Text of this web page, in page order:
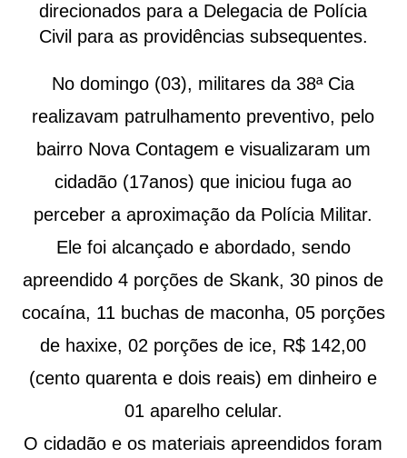
direcionados para a Delegacia de Polícia
Civil para as providências subsequentes.
No domingo (03), militares da 38ª Cia
realizavam patrulhamento preventivo, pelo
bairro Nova Contagem e visualizaram um
cidadão (17anos) que iniciou fuga ao
perceber a aproximação da Polícia Militar.
Ele foi alcançado e abordado, sendo
apreendido 4 porções de Skank, 30 pinos de
cocaína, 11 buchas de maconha, 05 porções
de haxixe, 02 porções de ice, R$ 142,00
(cento quarenta e dois reais) em dinheiro e
01 aparelho celular.
O cidadão e os materiais apreendidos foram